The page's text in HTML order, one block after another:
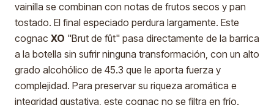
vainilla se combinan con notas de frutos secos y pan
tostado. El final especiado perdura largamente. Este
cognac XO "Brut de fût" pasa directamente de la barrica
a la botella sin sufrir ninguna transformación, con un alto
grado alcohólico de 45.3 que le aporta fuerza y
complejidad. Para preservar su riqueza aromática e
integridad gustativa, este cognac no se filtra en frío.